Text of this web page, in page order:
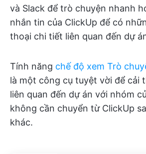
và Slack để trò chuyện nhanh
nhắn tin của ClickUp để có
thoại chi tiết liên quan đến dự
Tính năng chế độ xem Trò
là một công cụ tuyệt vời để cải
liên quan đến dự án với nhóm
không cần chuyển từ ClickUp
khác.